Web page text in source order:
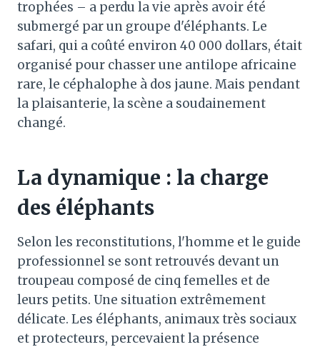
trophées – a perdu la vie après avoir été
submergé par un groupe d'éléphants. Le
safari, qui a coûté environ 40 000 dollars, était
organisé pour chasser une antilope africaine
rare, le céphalophe à dos jaune. Mais pendant
la plaisanterie, la scène a soudainement
changé.
La dynamique : la charge
des éléphants
Selon les reconstitutions, l'homme et le guide
professionnel se sont retrouvés devant un
troupeau composé de cinq femelles et de
leurs petits. Une situation extrêmement
délicate. Les éléphants, animaux très sociaux
et protecteurs, percevaient la présence